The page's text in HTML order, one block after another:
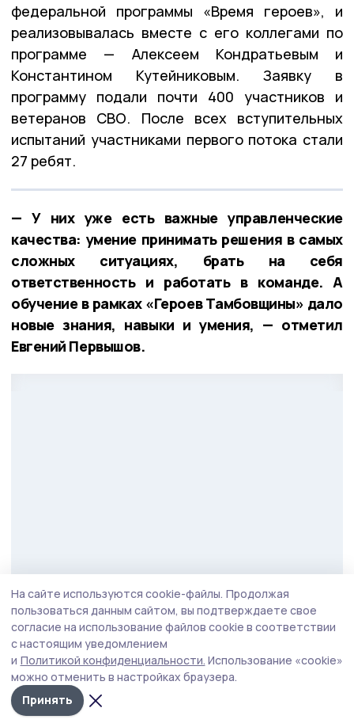
федеральной программы «Время героев», и
реализовывалась вместе с его коллегами по
программе — Алексеем Кондратьевым и
Константином Кутейниковым. Заявку в
программу подали почти 400 участников и
ветеранов СВО. После всех вступительных
испытаний участниками первого потока стали
27 ребят.
— У них уже есть важные управленческие
качества: умение принимать решения в самых
сложных ситуациях, брать на себя
ответственность и работать в команде. А
обучение в рамках «Героев Тамбовщины» дало
новые знания, навыки и умения, — отметил
Евгений Первышов.
Фото: Вадим Панов
По его словам выпускники программы готовы
продолжить служить Родине в новом качестве.
Уже сейчас 9 выпускников трудоустроены, 2
избраны депутатами. И назначения будут
На сайте используются cookie-файлы. Продолжая
пользоваться данным сайтом, вы подтверждаете свое
согласие на использование файлов cookie в соответствии
с настоящим уведомлением
и Политикой конфиденциальности. Использование «cookie»
можно отменить в настройках браузера.
Принять